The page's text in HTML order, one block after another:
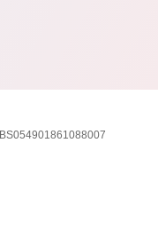
BS054901861088007